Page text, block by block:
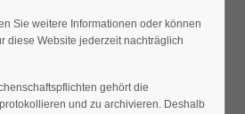
Sie weitere Informationen oder können
diese Website jederzeit nachträglich
gehört die
und zu archivieren. Deshalb